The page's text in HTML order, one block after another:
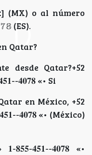
(MX) o al número
(ES).
Qatar?
desde Qatar?+52
𝟒𝟎𝟕𝟖 «• Si
en México, +52
𝟒𝟎𝟕𝟖 «• (México)
𝟖𝟓𝟓-𝟒𝟓𝟏--𝟒𝟎𝟕𝟖 «•